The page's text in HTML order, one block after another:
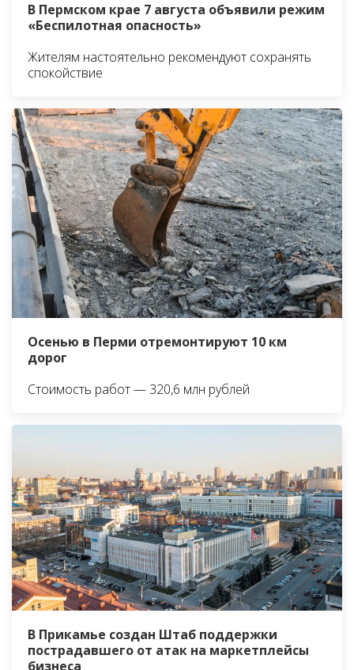
В Пермском крае 7 августа объявили режим
«Беспилотная опасность»
Жителям настоятельно рекомендуют сохранять
спокойствие
Осенью в Перми отремонтируют 10 км
дорог
Стоимость работ — 320,6 млн рублей
В Прикамье создан Штаб поддержки
пострадавшего от атак на маркетплейсы
бизнеса